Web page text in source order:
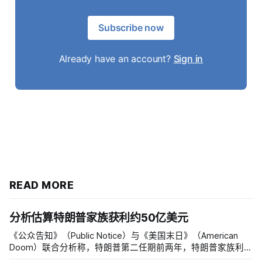
Subscribe now
Already have an account? Sign in
READ MORE
分析估算特朗普家族获利约50亿美元
《公众告知》（Public Notice）与《美国末日》（American
Doom）联合分析称，特朗普第二任期前两年，特朗普家族利润